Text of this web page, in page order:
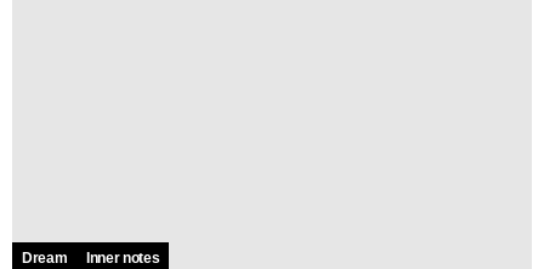
Dream Inner notes